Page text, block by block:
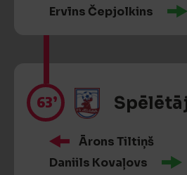
Ervīns Čepjolkins
63’
Ārons Tiltiņš
Daniils Kovaļovs